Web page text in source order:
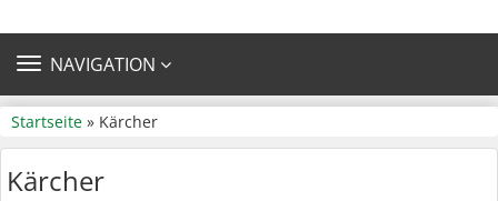
TOGGLE
NAVIGATION
Startseite » Kärcher
Kärcher